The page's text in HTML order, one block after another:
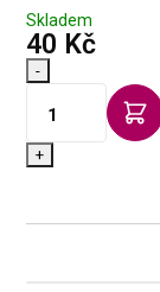
Skladem
40 Kčs DPH
-
+